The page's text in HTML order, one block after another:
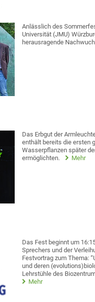
Anlässlich des
Universität (JMU)
herausragende
Das Erbgut der
enthält bereits die ersten
Wasserpflanzen später
ermöglichten.
Mehr
Das Fest beginnt um
Sprechers und der
Festvortrag zum Thema:
und deren
Lehrstühle des
Mehr